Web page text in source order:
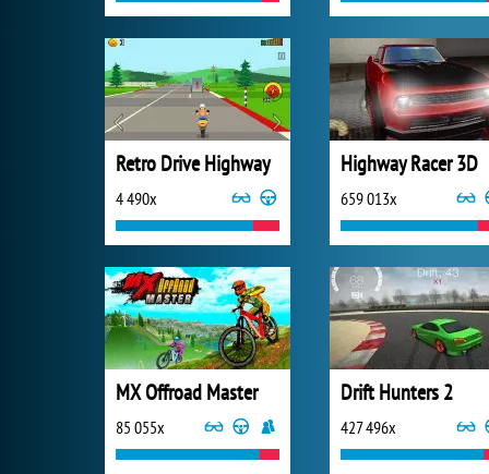
Retro Drive Highway
4 490x
Highway Racer 3D
659 013x
MX Offroad Master
85 055x
Drift Hunters 2
427 496x